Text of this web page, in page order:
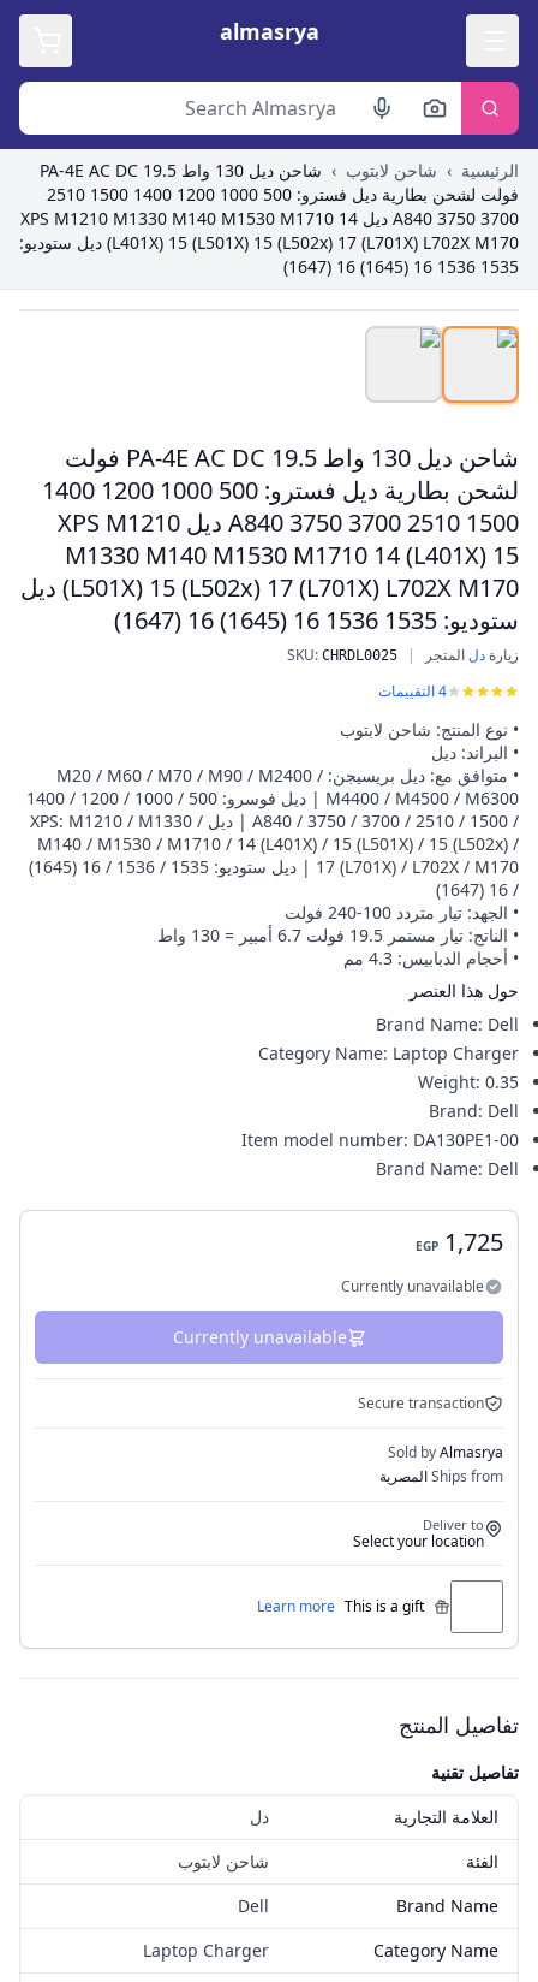
almasrya
الرئيسية › شاحن لابتوب ›
شاحن ديل 130 واط PA-4E AC DC 19.5
فولت لشحن بطارية ديل فسترو: 500 1000 1200 1400 1500 2510
3700 3750 A840 ديل XPS M1210 M1330 M140 M1530 M1710 14
(L401X) 15 (L501X) 15 (L502x) 17 (L701X) L702X M170 ديل ستوديو:
1535 1536 16 (1645) 16 (1647)
شاحن ديل 130 واط PA-4E AC DC 19.5 فولت
لشحن بطارية ديل فسترو: 500 1000 1200 1400
1500 2510 3700 3750 A840 ديل XPS M1210
M1330 M140 M1530 M1710 14 (L401X) 15
(L501X) 15 (L502x) 17 (L701X) L702X M170 ديل
ستوديو: 1535 1536 16 (1645) 16 (1647)
شاحن ديل 130 واط PA-4E AC DC 19.5 فولت لشحن بطارية ديل فسترو: 500 1000 1200 1400 1500 2510 3700 3750 A840 ديل XPS M1210 M1330 M140 M1530 M1710 14 (L401X) 15 (L501X) 15 (L502x) 17 (L701X) L702X M170 ديل ستوديو: 1535 1536 16 (1645) 16 (1647)
زيارةدلالمتجر |
SKU: CHRDL0025
4التقييمات
• نوع المنتج: شاحن لابتوب
• البراند: ديل
• متوافق مع: ديل بريسيجن: M20 / M60 / M70 / M90 / M2400 /
M4400 / M4500 / M6300 | ديل فوسرو: 500 / 1000 / 1200 / 1400
/ 1500 / 2510 / 3700 / 3750 / A840 | ديل XPS: M1210 / M1330 /
M140 / M1530 / M1710 / 14 (L401X) / 15 (L501X) / 15 (L502x) /
17 (L701X) / L702X / M170 | ديل ستوديو: 1535 / 1536 / 16 (1645)
/ 16 (1647)
• الجهد: تيار متردد 100-240 فولت
• الناتج: تيار مستمر 19.5 فولت 6.7 أمبير = 130 واط
• أحجام الدبابيس: 4.3 مم
حول هذا العنصر
Brand Name: Dell
Category Name: Laptop Charger
Weight: 0.35
Brand: Dell
Item model number: ‎DA130PE1-00
Brand Name: Dell
1,725
EGP
Currently unavailable
Currently unavailable
Secure transaction
Sold byAlmasrya
Ships fromالمصرية
Deliver to
Select your location
This is a gift
Learn more
تفاصيل المنتج
تفاصيل تقنية
العلامة التجارية
دل
الفئة
شاحن لابتوب
Brand Name
Dell
Category Name
Laptop Charger